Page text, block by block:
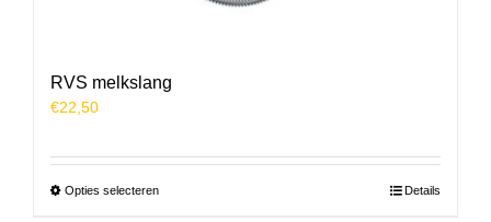
RVS melkslang
€22,50
Opties selecterenDit
Details